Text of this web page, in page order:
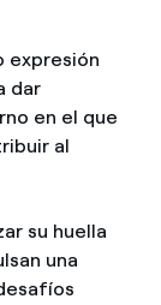
expresión
dar
en el que
al
su huella
una